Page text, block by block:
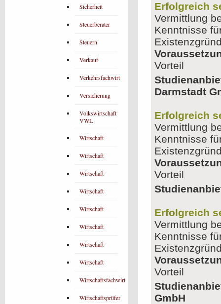
Erfolgreich
Vermittlung
Kenntnisse
Vorteil
Darmstadt
Erfolgreich
Vermittlung
Kenntnisse
Vorteil
Erfolgreich
Vermittlung
Kenntnisse
Vorteil
GmbH
Sicherheit
Steuerberater
Steuern
Verkauf
Verkehrsfachwirt
Versicherung
Volkswirtschaft
VWL
Wirtschaft
Wirtschaft
Wirtschaft
Wirtschaft
Wirtschaft
Wirtschaft
Wirtschaft
Wirtschaft
Wirtschaftsfachwirt
Wirtschaftsprüfer